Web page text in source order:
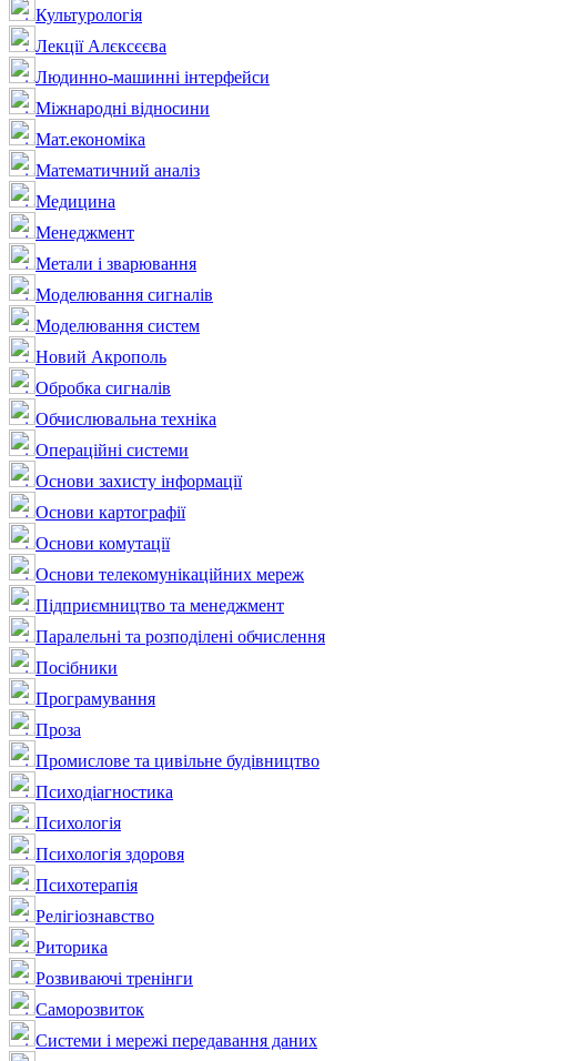
Культурологія
Лекції Алєксєєва
Людинно-машинні інтерфейси
Міжнародні відносини
Мат.економіка
Математичний аналіз
Медицина
Менеджмент
Метали і зварювання
Моделювання сигналів
Моделювання систем
Новий Акрополь
Обробка сигналів
Обчислювальна техніка
Операційні системи
Основи захисту інформації
Основи картографії
Основи комутації
Основи телекомунікаційних мереж
Підприємництво та менеджмент
Паралельні та розподілені обчислення
Посібники
Програмування
Проза
Промислове та цивільне будівництво
Психодіагностика
Психологія
Психологія здоровя
Психотерапія
Релігіознавство
Риторика
Розвиваючі тренінги
Саморозвиток
Системи і мережі передавання даних